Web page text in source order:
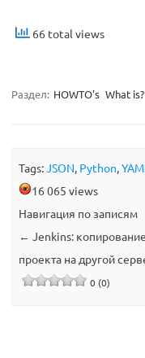
66 total views
Раздел: HOWTO's What is?
Tags:JSON, Python,
16 065 views
Навигация по записям
← Jenkins: копирование
проекта на другой
0 (0)